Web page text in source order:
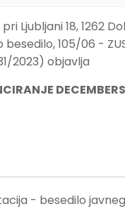
Ljubljani 18, 1262
105/06 -
2023) objavlja
- besedilo